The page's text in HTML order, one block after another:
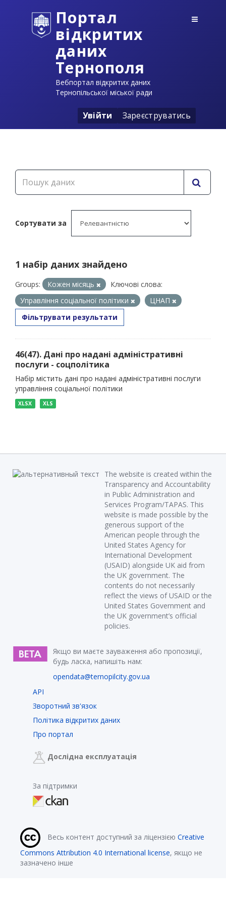
Портал
відкритих
даних
Тернополя
Вебпортал відкритих даних
Тернопільської міської ради
Увійти Зареєструватись
Сортувати за
1 набір даних знайдено
Groups: Кожен місяць
Ключові слова:
Управління соціальної політики
ЦНАП
Фільтрувати результати
46(47). Дані про надані адміністративні
послуги - соцполітика
Набір містить дані про надані адміністративні послуги
управління соціальної політики
XLSX XLS
The website is created within the
Transparency and Accountability
in Public Administration and
Services Program/TAPAS. This
website is made possible by the
generous support of the
American people through the
United States Agency for
International Development
(USAID) alongside UK aid from
the UK government. The
contents do not necessarily
reflect the views of USAID or the
United States Government and
the UK government’s official
policies.
Якщо ви маєте зауваження або пропозиції,
будь ласка, напишіть нам:
opendata@ternopilcity.gov.ua
API
Зворотний зв'язок
Політика відкритих даних
Про портал
Дослідна експлуатація
За підтримки
Весь контент доступний за ліцензією Creative
Commons Attribution 4.0 International license, якщо не
зазначено інше